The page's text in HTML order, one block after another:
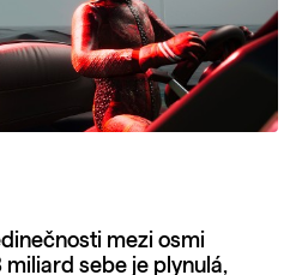
mezi osmi
sebe je plynulá,